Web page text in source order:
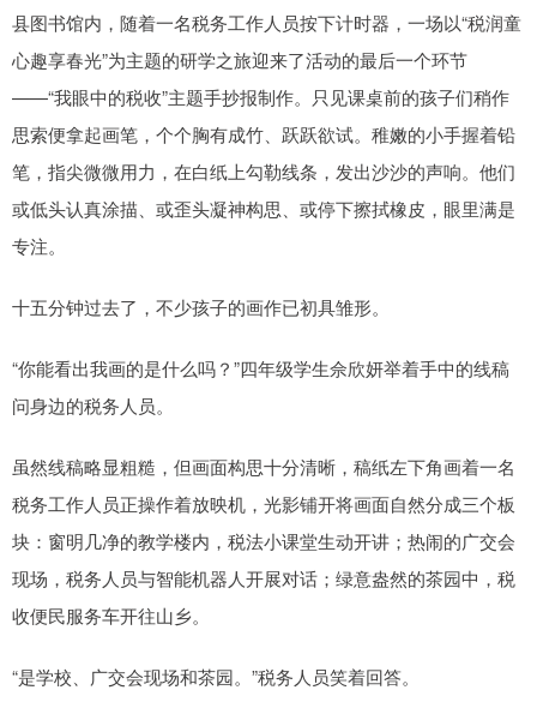
县图书馆内，随着一名税务工作人员按下计时器，一场以“税润童
心趣享春光”为主题的研学之旅迎来了活动的最后一个环节
——“我眼中的税收”主题手抄报制作。只见课桌前的孩子们稍作
思索便拿起画笔，个个胸有成竹、跃跃欲试。稚嫩的小手握着铅
笔，指尖微微用力，在白纸上勾勒线条，发出沙沙的声响。他们
或低头认真涂描、或歪头凝神构思、或停下擦拭橡皮，眼里满是
专注。
十五分钟过去了，不少孩子的画作已初具雏形。
“你能看出我画的是什么吗？”四年级学生佘欣妍举着手中的线稿
问身边的税务人员。
虽然线稿略显粗糙，但画面构思十分清晰，稿纸左下角画着一名
税务工作人员正操作着放映机，光影铺开将画面自然分成三个板
块：窗明几净的教学楼内，税法小课堂生动开讲；热闹的广交会
现场，税务人员与智能机器人开展对话；绿意盎然的茶园中，税
收便民服务车开往山乡。
“是学校、广交会现场和茶园。”税务人员笑着回答。